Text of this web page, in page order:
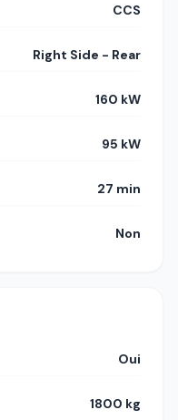
CCS
Right Side - Rear
160 kW
95 kW
27 min
Non
Oui
1800 kg